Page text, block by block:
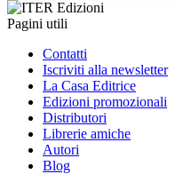
Pagini utili
Contatti
Iscriviti alla newsletter
La Casa Editrice
Edizioni promozionali
Distributori
Librerie amiche
Autori
Blog